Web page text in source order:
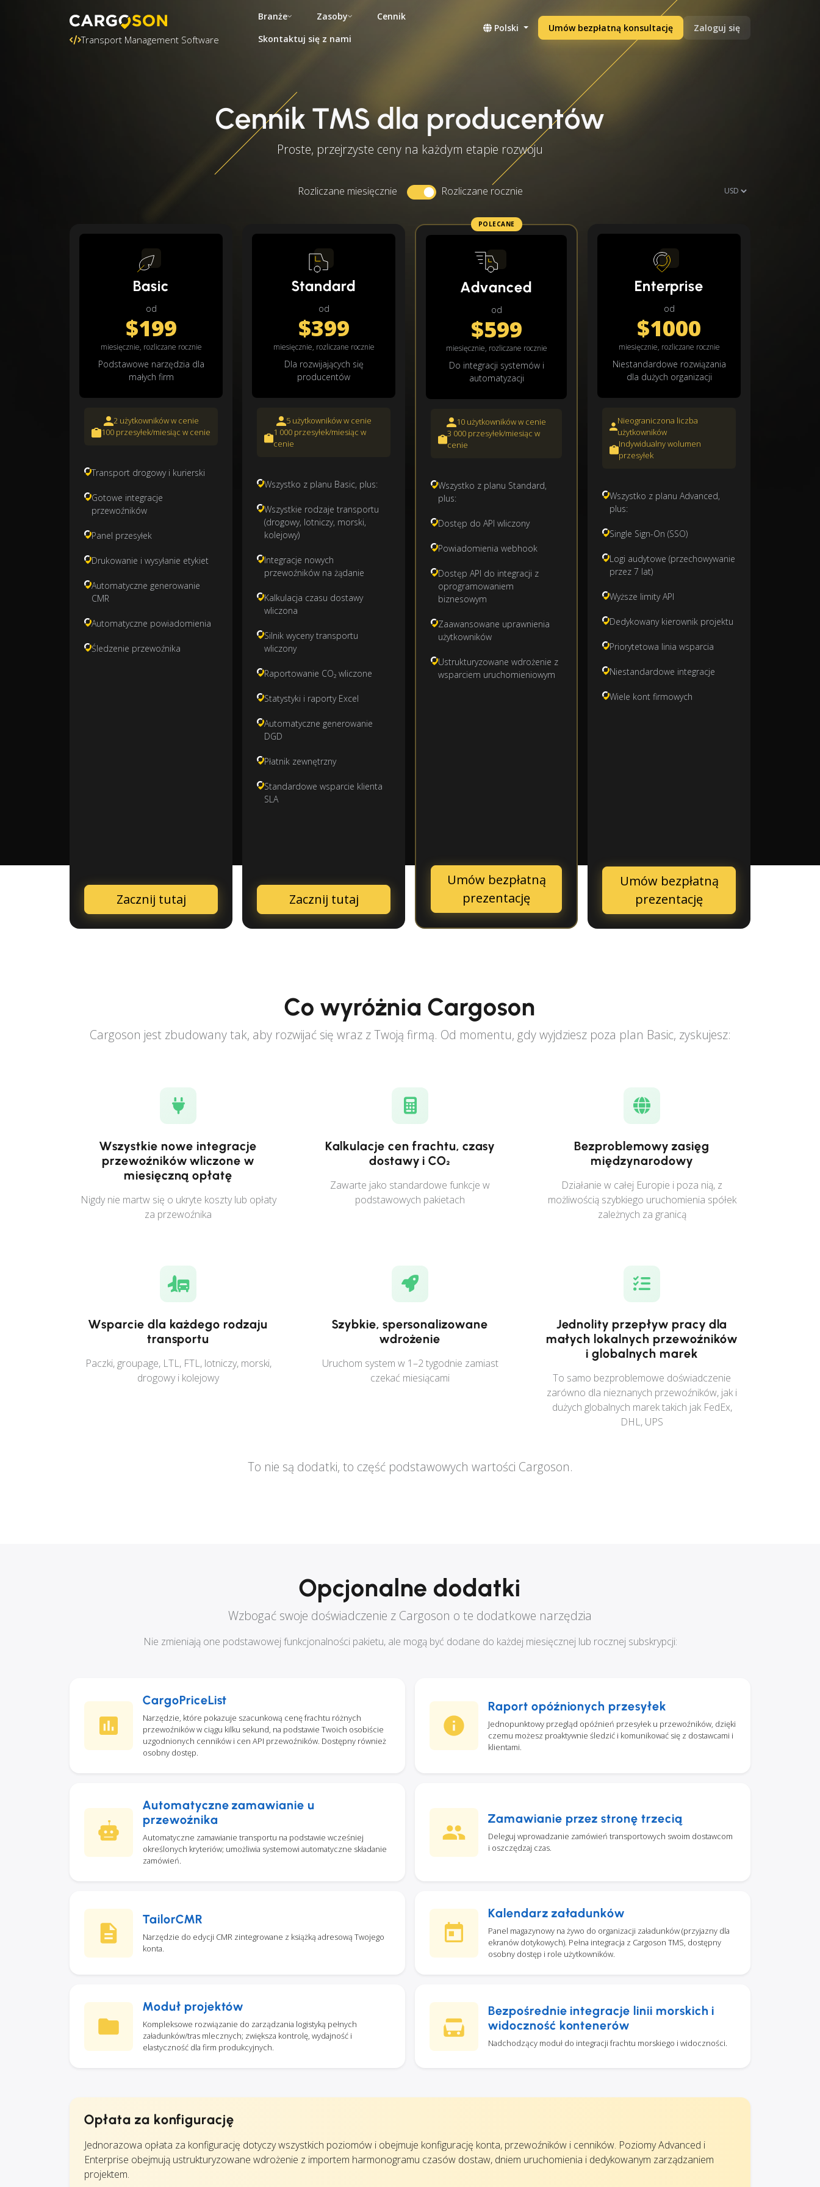
Transport Management Software
Branże Zasoby
Cennik
Skontaktuj się z nami
Polski Umów bezpłatną konsultację Zaloguj się
Cennik TMS dla producentów
Proste, przejrzyste ceny na każdym etapie rozwoju
Rozliczane miesięcznie Rozliczane rocznie
Basic
od
$199
miesięcznie, rozliczane rocznie
Podstawowe narzędzia dla
małych firm
2 użytkowników w cenie
100 przesyłek/miesiąc w cenie
Transport drogowy i kurierski
Gotowe integracje
przewoźników
Panel przesyłek
Drukowanie i wysyłanie etykiet
Automatyczne generowanie
CMR
Automatyczne powiadomienia
Śledzenie przewoźnika
Zacznij tutaj
Standard
od
$399
miesięcznie, rozliczane rocznie
Dla rozwijających się
producentów
5 użytkowników w cenie
1 000 przesyłek/miesiąc w
cenie
Wszystko z planu Basic, plus:
Wszystkie rodzaje transportu
(drogowy, lotniczy, morski,
kolejowy)
Integracje nowych
przewoźników na żądanie
Kalkulacja czasu dostawy
wliczona
Silnik wyceny transportu
wliczony
Raportowanie CO₂ wliczone
Statystyki i raporty Excel
Automatyczne generowanie
DGD
Płatnik zewnętrzny
Standardowe wsparcie klienta
SLA
Zacznij tutaj
POLECANE
Advanced
od
$599
miesięcznie, rozliczane rocznie
Do integracji systemów i
automatyzacji
10 użytkowników w cenie
3 000 przesyłek/miesiąc w
cenie
Wszystko z planu Standard,
plus:
Dostęp do API wliczony
Powiadomienia webhook
Dostęp API do integracji z
oprogramowaniem
biznesowym
Zaawansowane uprawnienia
użytkowników
Ustrukturyzowane wdrożenie z
wsparciem uruchomieniowym
Umów bezpłatną
prezentację
Enterprise
od
$1000
miesięcznie, rozliczane rocznie
Niestandardowe rozwiązania
dla dużych organizacji
Nieograniczona liczba
użytkowników
Indywidualny wolumen
przesyłek
Wszystko z planu Advanced,
plus:
Single Sign-On (SSO)
Logi audytowe (przechowywanie
przez 7 lat)
Wyższe limity API
Dedykowany kierownik projektu
Priorytetowa linia wsparcia
Niestandardowe integracje
Wiele kont firmowych
Umów bezpłatną
prezentację
Co wyróżnia Cargoson
Cargoson jest zbudowany tak, aby rozwijać się wraz z Twoją firmą. Od momentu, gdy wyjdziesz poza plan Basic, zyskujesz:
Wszystkie nowe integracje
przewoźników wliczone w
miesięczną opłatę
Nigdy nie martw się o ukryte koszty lub opłaty
za przewoźnika
Kalkulacje cen frachtu, czasy
dostawy i CO₂
Zawarte jako standardowe funkcje w
podstawowych pakietach
Bezproblemowy zasięg
międzynarodowy
Działanie w całej Europie i poza nią, z
możliwością szybkiego uruchomienia spółek
zależnych za granicą
Wsparcie dla każdego rodzaju
transportu
Paczki, groupage, LTL, FTL, lotniczy, morski,
drogowy i kolejowy
Szybkie, spersonalizowane
wdrożenie
Uruchom system w 1–2 tygodnie zamiast
czekać miesiącami
Jednolity przepływ pracy dla
małych lokalnych przewoźników
i globalnych marek
To samo bezproblemowe doświadczenie
zarówno dla nieznanych przewoźników, jak i
dużych globalnych marek takich jak FedEx,
DHL, UPS
To nie są dodatki, to część podstawowych wartości Cargoson.
Opcjonalne dodatki
Wzbogać swoje doświadczenie z Cargoson o te dodatkowe narzędzia
Nie zmieniają one podstawowej funkcjonalności pakietu, ale mogą być dodane do każdej miesięcznej lub rocznej subskrypcji:
CargoPriceList
Narzędzie, które pokazuje szacunkową cenę frachtu różnych
przewoźników w ciągu kilku sekund, na podstawie Twoich osobiście
uzgodnionych cenników i cen API przewoźników. Dostępny również
osobny dostęp.
Raport opóźnionych przesyłek
Jednopunktowy przegląd opóźnień przesyłek u przewoźników, dzięki
czemu możesz proaktywnie śledzić i komunikować się z dostawcami i
klientami.
Automatyczne zamawianie u
przewoźnika
Automatyczne zamawianie transportu na podstawie wcześniej
określonych kryteriów; umożliwia systemowi automatyczne składanie
zamówień.
Zamawianie przez stronę trzecią
Deleguj wprowadzanie zamówień transportowych swoim dostawcom
i oszczędzaj czas.
TailorCMR
Narzędzie do edycji CMR zintegrowane z książką adresową Twojego
konta.
Kalendarz załadunków
Panel magazynowy na żywo do organizacji załadunków (przyjazny dla
ekranów dotykowych). Pełna integracja z Cargoson TMS, dostępny
osobny dostęp i role użytkowników.
Moduł projektów
Kompleksowe rozwiązanie do zarządzania logistyką pełnych
załadunków/tras mlecznych; zwiększa kontrolę, wydajność i
elastyczność dla firm produkcyjnych.
Bezpośrednie integracje linii morskich i
widoczność kontenerów
Nadchodzący moduł do integracji frachtu morskiego i widoczności.
Opłata za konfigurację
Jednorazowa opłata za konfigurację dotyczy wszystkich poziomów i obejmuje konfigurację konta, przewoźników i cenników. Poziomy Advanced i
Enterprise obejmują ustrukturyzowane wdrożenie z importem harmonogramu czasów dostaw, dniem uruchomienia i dedykowanym zarządzaniem
projektem.